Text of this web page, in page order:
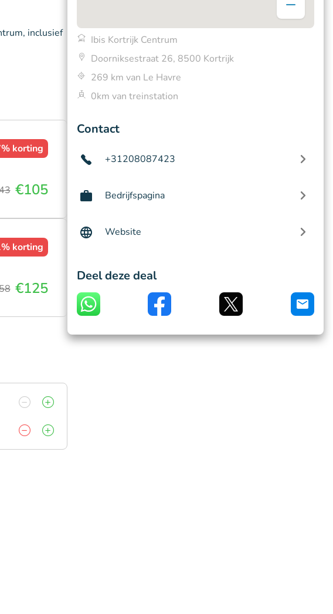
inclusief
korting
€105
korting
€125
Ibis Kortrijk Centrum
Doorniksestraat 26, 8500 Kortrijk
269 km van Le Havre
0km van treinstation
Contact
+31208087423
Bedrijfspagina
Website
Deel deze deal